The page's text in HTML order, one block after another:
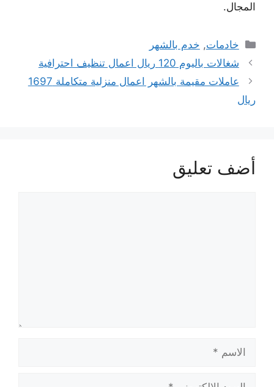
المجال.
التصنيفات
خادمات, خدم بالشهر
شغالات باليوم 120 ريال اعمال تنظيف احترافية
عاملات مقيمة بالشهر اعمال منزلية متكاملة 1697
ريال
أضف تعليق
الاسم
البريد